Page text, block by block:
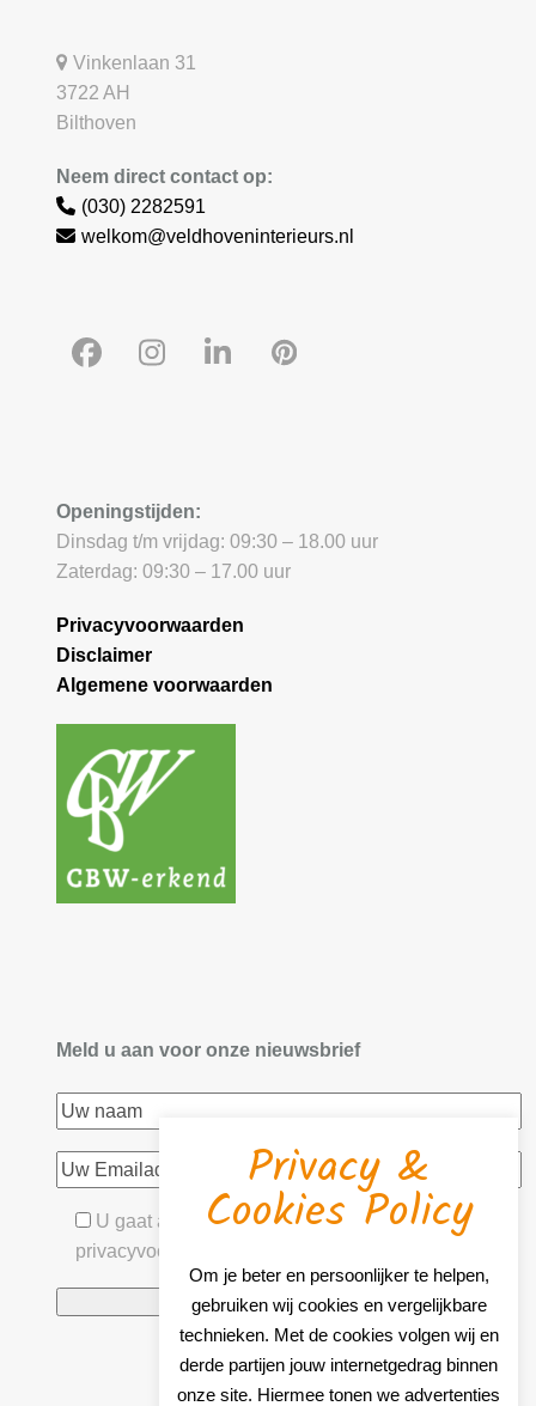
Vinkenlaan 31
3722 AH
Bilthoven
Neem direct contact op:
(030) 2282591
welkom@veldhoveninterieurs.nl
Facebook
Instagram
LinkedInPinterest
Openingstijden:
Dinsdag t/m vrijdag: 09:30 – 18.00 uur
Zaterdag: 09:30 – 17.00 uur
Privacyvoorwaarden
Disclaimer
Algemene voorwaarden
Meld u aan voor onze nieuwsbrief
U gaat akkoord met onze algemene- &
privacyvoorwaarden
Privacy &
Cookies Policy
Om je beter en persoonlijker te helpen,
gebruiken wij cookies en vergelijkbare
technieken. Met de cookies volgen wij en
derde partijen jouw internetgedrag binnen
onze site. Hiermee tonen we advertenties